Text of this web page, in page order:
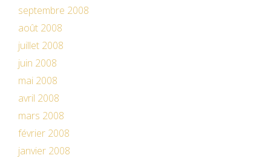
septembre 2008
août 2008
juillet 2008
juin 2008
mai 2008
avril 2008
mars 2008
février 2008
janvier 2008